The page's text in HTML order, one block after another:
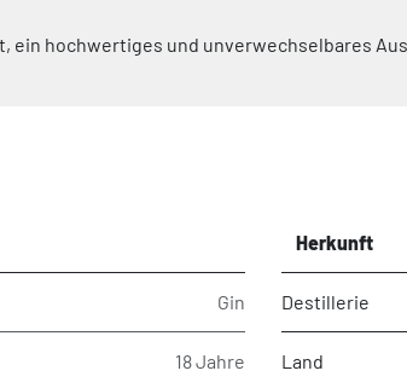
hochwertiges und unverwechselbares
Gin
18 Jahre
Herkunft
Destillerie
Land